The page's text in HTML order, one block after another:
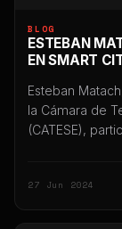
BLOG
ESTEBAN
EN SMART
Esteban
la Cámara de
(CATESE),
innovación,
27 Jun 2024